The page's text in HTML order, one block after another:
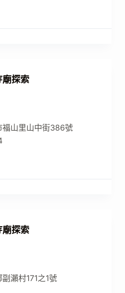
廟探索
福山里山中街386號
廟探索
瀨村171之1號